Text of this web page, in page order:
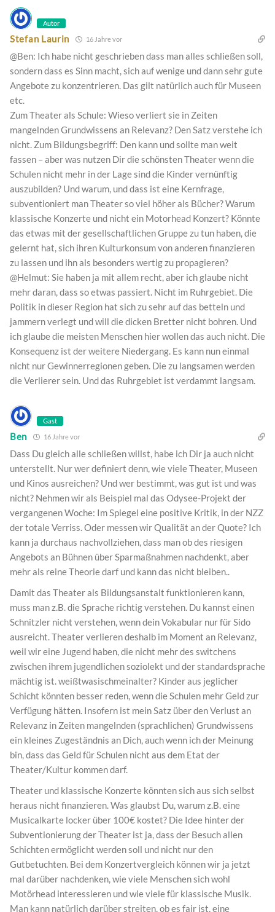
Autor
Stefan Laurin 16 Jahre vor
@Ben: Ich habe nicht geschrieben dass man alles schließen soll,
sondern dass es Sinn macht, sich auf wenige und dann sehr gute
Angebote zu konzentrieren. Das gilt natürlich auch für Museen
etc.
Zum Theater als Schule: Wieso verliert sie in Zeiten
mangelnden Grundwissens an Relevanz? Den Satz verstehe ich
nicht. Zum Bildungsbegriff: Den kann und sollte man weit
fassen – aber was nutzen Dir die schönsten Theater wenn die
Schulen nicht mehr in der Lage sind die Kinder vernünftig
auszubilden? Und warum, und dass ist eine Kernfrage,
subventioniert man Theater so viel höher als Bücher? Warum
klassische Konzerte und nicht ein Motorhead Konzert? Könnte
das etwas mit der gesellschaftlichen Gruppe zu tun haben, die
gelernt hat, sich ihren Kulturkonsum von anderen finanzieren
zu lassen und ihn als besonders wertig zu propagieren?
@Helmut: Sie haben ja mit allem recht, aber ich glaube nicht
mehr daran, dass so etwas passiert. Nicht im Ruhrgebiet. Die
Politik in dieser Region hat sich zu sehr auf das betteln und
jammern verlegt und will die dicken Bretter nicht bohren. Und
ich glaube die meisten Menschen hier wollen das auch nicht. Die
Konsequenz ist der weitere Niedergang. Es kann nun einmal
nicht nur Gewinnerregionen geben. Die zu langsamen werden
die Verlierer sein. Und das Ruhrgebiet ist verdammt langsam.
Gast
Ben 16 Jahre vor
Dass Du gleich alle schließen willst, habe ich Dir ja auch nicht
unterstellt. Nur wer definiert denn, wie viele Theater, Museen
und Kinos ausreichen? Und wer bestimmt, was gut ist und was
nicht? Nehmen wir als Beispiel mal das Odysee-Projekt der
vergangenen Woche: Im Spiegel eine positive Kritik, in der NZZ
der totale Verriss. Oder messen wir Qualität an der Quote? Ich
kann ja durchaus nachvollziehen, dass man ob des riesigen
Angebots an Bühnen über Sparmaßnahmen nachdenkt, aber
mehr als reine Theorie darf und kann das nicht bleiben..
Damit das Theater als Bildungsanstalt funktionieren kann,
muss man z.B. die Sprache richtig verstehen. Du kannst einen
Schnitzler nicht verstehen, wenn dein Vokabular nur für Sido
ausreicht. Theater verlieren deshalb im Moment an Relevanz,
weil wir eine Jugend haben, die nicht mehr des switchens
zwischen ihrem jugendlichen soziolekt und der standardsprache
mächtig ist. weißtwasischmeinalter? Kinder aus jeglicher
Schicht könnten besser reden, wenn die Schulen mehr Geld zur
Verfügung hätten. Insofern ist mein Satz über den Verlust an
Relevanz in Zeiten mangelnden (sprachlichen) Grundwissens
ein kleines Zugeständnis an Dich, auch wenn ich der Meinung
bin, dass das Geld für Schulen nicht aus dem Etat der
Theater/Kultur kommen darf.
Theater und klassische Konzerte könnten sich aus sich selbst
heraus nicht finanzieren. Was glaubst Du, warum z.B. eine
Musicalkarte locker über 100€ kostet? Die Idee hinter der
Subventionierung der Theater ist ja, dass der Besuch allen
Schichten ermöglicht werden soll und nicht nur den
Gutbetuchten. Bei dem Konzertvergleich können wir ja jetzt
mal darüber nachdenken, wie viele Menschen sich wohl
Motörhead interessieren und wie viele für klassische Musik.
Man kann natürlich darüber streiten, ob es fair ist, eine